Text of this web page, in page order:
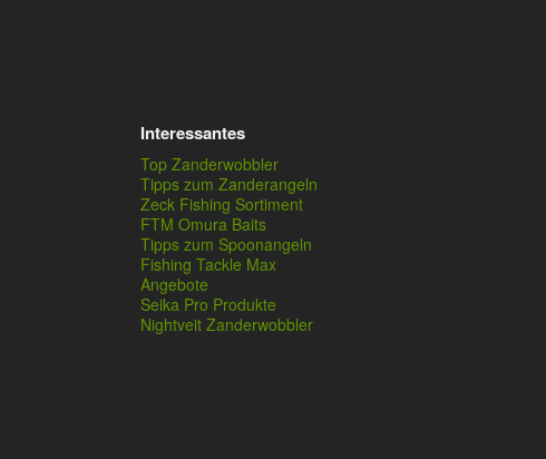
Interessantes
Top Zanderwobbler
Tipps zum Zanderangeln
Zeck Fishing Sortiment
FTM Omura Baits
Tipps zum Spoonangeln
Fishing Tackle Max
Angebote
Seika Pro Produkte
Nightveit Zanderwobbler